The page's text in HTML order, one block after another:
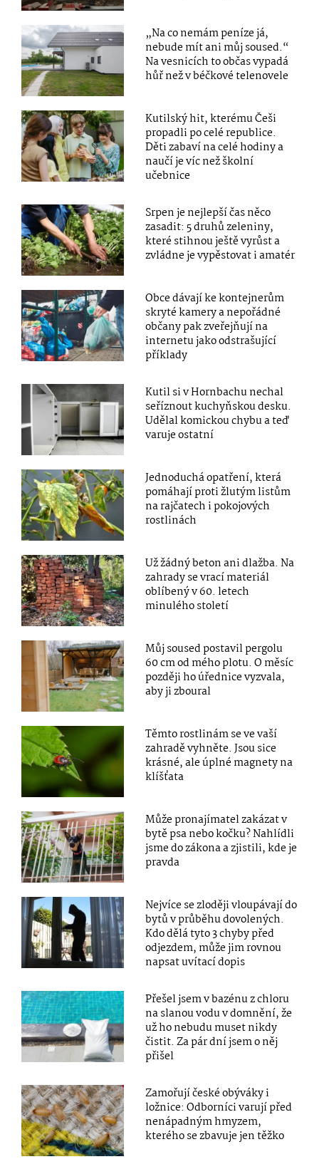
„Na co nemám peníze já,
nebude mít ani můj soused.“
Na vesnicích to občas vypadá
hůř než v béčkové telenovele
Kutilský hit, kterému Češi
propadli po celé republice.
Děti zabaví na celé hodiny a
naučí je víc než školní
učebnice
Srpen je nejlepší čas něco
zasadit: 5 druhů zeleniny,
které stihnou ještě vyrůst a
zvládne je vypěstovat i amatér
Obce dávají ke kontejnerům
skryté kamery a nepořádné
občany pak zveřejňují na
internetu jako odstrašující
příklady
Kutil si v Hornbachu nechal
seříznout kuchyňskou desku.
Udělal komickou chybu a teď
varuje ostatní
Jednoduchá opatření, která
pomáhají proti žlutým listům
na rajčatech i pokojových
rostlinách
Už žádný beton ani dlažba. Na
zahrady se vrací materiál
oblíbený v 60. letech
minulého století
Můj soused postavil pergolu
60 cm od mého plotu. O měsíc
později ho úřednice vyzvala,
aby ji zboural
Těmto rostlinám se ve vaší
zahradě vyhněte. Jsou sice
krásné, ale úplné magnety na
klíšťata
Může pronajímatel zakázat v
bytě psa nebo kočku? Nahlídli
jsme do zákona a zjistili, kde je
pravda
Nejvíce se zloději vloupávají do
bytů v průběhu dovolených.
Kdo dělá tyto 3 chyby před
odjezdem, může jim rovnou
napsat uvítací dopis
Přešel jsem v bazénu z chloru
na slanou vodu v domnění, že
už ho nebudu muset nikdy
čistit. Za pár dní jsem o něj
přišel
Zamořují české obýváky i
ložnice: Odborníci varují před
nenápadným hmyzem,
kterého se zbavuje jen těžko